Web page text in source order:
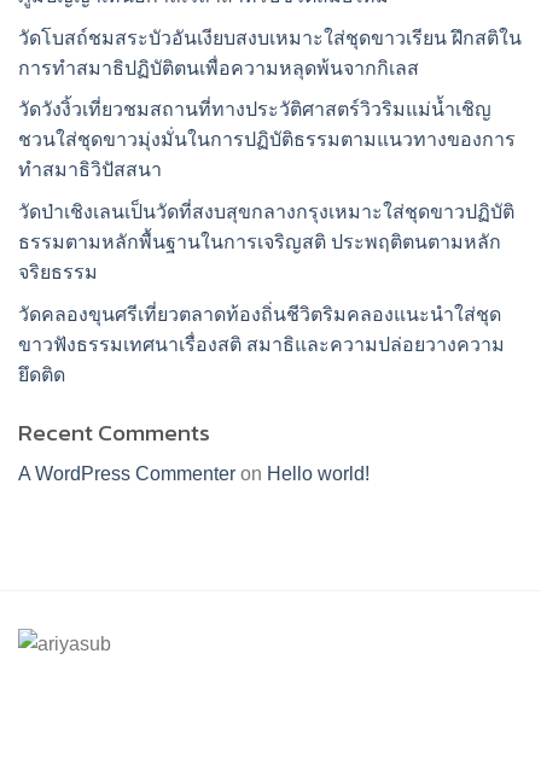
วัดโบสถ์ชมสระบัวอันเงียบสงบเหมาะใส่ชุดขาวเรียน ฝึกสติใน
การทำสมาธิปฏิบัติตนเพื่อความหลุดพ้นจากกิเลส
วัดวังงิ้วเที่ยวชมสถานที่ทางประวัติศาสตร์วิวริมแม่น้ำเชิญ
ชวนใส่ชุดขาวมุ่งมั่นในการปฏิบัติธรรมตามแนวทางของการ
ทำสมาธิวิปัสสนา
วัดป่าเชิงเลนเป็นวัดที่สงบสุขกลางกรุงเหมาะใส่ชุดขาวปฏิบัติ
ธรรมตามหลักพื้นฐานในการเจริญสติ ประพฤติตนตามหลัก
จริยธรรม
วัดคลองขุนศรีเที่ยวตลาดท้องถิ่นชีวิตริมคลองแนะนำใส่ชุด
ขาวฟังธรรมเทศนาเรื่องสติ สมาธิและความปล่อยวางความ
ยึดติด
Recent Comments
A WordPress Commenter on Hello world!